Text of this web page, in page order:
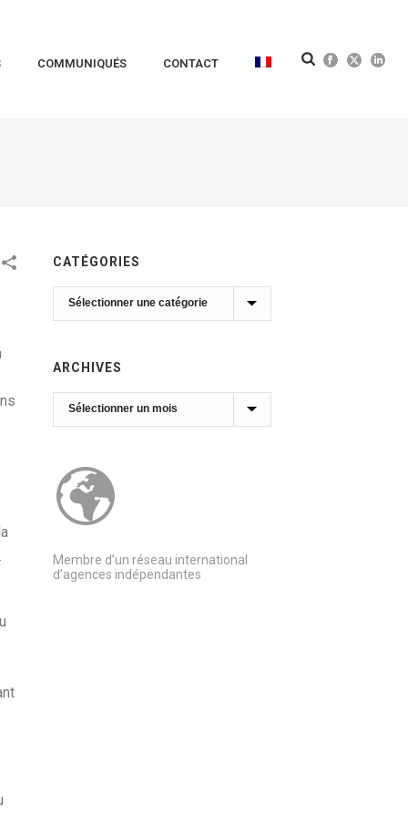
COMMUNIQUÉS CONTACT
CATÉGORIES
Catégories
ARCHIVES
Archives
Membre d’un réseau international
d’agences indépendantes